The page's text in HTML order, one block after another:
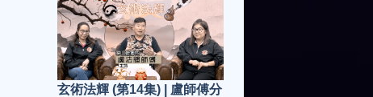
玄術法輝 (第14集) | 盧師傅分